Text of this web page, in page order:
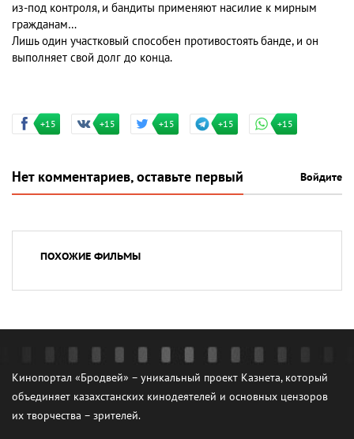
из-под контроля, и бандиты применяют насилие к мирным
гражданам…
Лишь один участковый способен противостоять банде, и он
выполняет свой долг до конца.
+15 +15 +15 +15 +15
Нет комментариев, оставьте первый Войдите
ПОХОЖИЕ ФИЛЬМЫ
Кинопортал «Бродвей» – уникальный проект Казнета, который
объединяет казахстанских кинодеятелей и основных цензоров
их творчества – зрителей.